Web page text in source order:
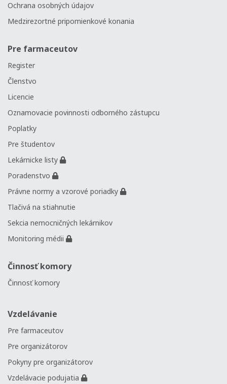
Ochrana osobných údajov
Medzirezortné pripomienkové konania
Pre farmaceutov
Register
Členstvo
Licencie
Oznamovacie povinnosti odborného zástupcu
Poplatky
Pre študentov
Lekárnicke listy
Poradenstvo
Právne normy a vzorové poriadky
Tlačivá na stiahnutie
Sekcia nemocničných lekárnikov
Monitoring médii
Činnosť komory
Činnosť komory
Vzdelávanie
Pre farmaceutov
Pre organizátorov
Pokyny pre organizátorov
Vzdelávacie podujatia